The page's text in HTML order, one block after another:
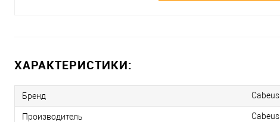
ХАРАКТЕРИСТИКИ:
Бренд Cabeus
Производитель Cabeus